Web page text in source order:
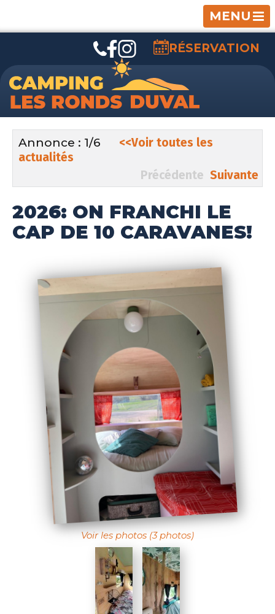
MENU
RÉSERVATION
Annonce : 1/6 <<Voir toutes les
actualités
Précédente Suivante
2026: ON FRANCHI LE
CAP DE 10 CARAVANES!
Voir les photos (3 photos)